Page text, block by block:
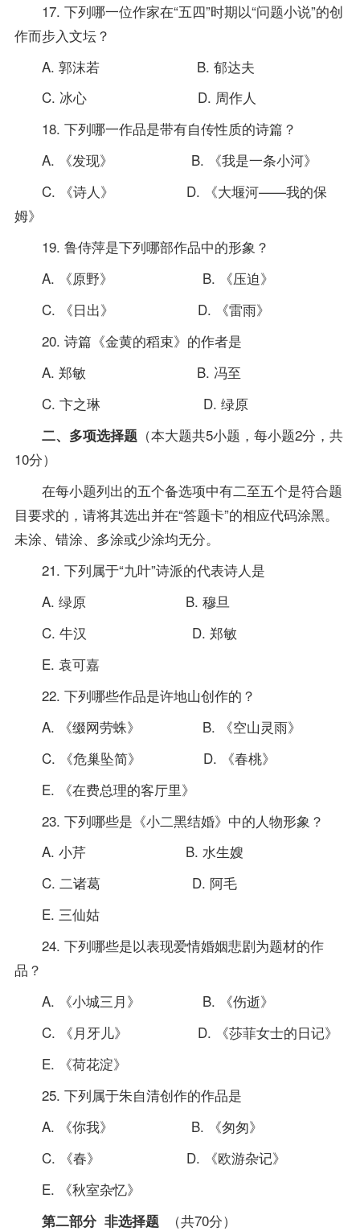
17. 下列哪一位作家在“五四”时期以“问题小说”的创
作而步入文坛？
A. 郭沫若 B. 郁达夫
C. 冰心 D. 周作人
18. 下列哪一作品是带有自传性质的诗篇？
A. 《发现》 B. 《我是一条小河》
C. 《诗人》 D. 《大堰河——我的保
姆》
19. 鲁侍萍是下列哪部作品中的形象？
A. 《原野》 B. 《压迫》
C. 《日出》 D. 《雷雨》
20. 诗篇《金黄的稻束》的作者是
A. 郑敏 B. 冯至
C. 卞之琳 D. 绿原
二、多项选择题（本大题共5小题，每小题2分，共
10分）
在每小题列出的五个备选项中有二至五个是符合题
目要求的，请将其选出并在“答题卡”的相应代码涂黑。
未涂、错涂、多涂或少涂均无分。
21. 下列属于“九叶”诗派的代表诗人是
A. 绿原 B. 穆旦
C. 牛汉 D. 郑敏
E. 袁可嘉
22. 下列哪些作品是许地山创作的？
A. 《缀网劳蛛》 B. 《空山灵雨》
C. 《危巢坠简》 D. 《春桃》
E. 《在费总理的客厅里》
23. 下列哪些是《小二黑结婚》中的人物形象？
A. 小芹 B. 水生嫂
C. 二诸葛 D. 阿毛
E. 三仙姑
24. 下列哪些是以表现爱情婚姻悲剧为题材的作
品？
A. 《小城三月》 B. 《伤逝》
C. 《月牙儿》 D. 《莎菲女士的日记》
E. 《荷花淀》
25. 下列属于朱自清创作的作品是
A. 《你我》 B. 《匆匆》
C. 《春》 D. 《欧游杂记》
E. 《秋室杂忆》
第二部分 非选择题（共70分）